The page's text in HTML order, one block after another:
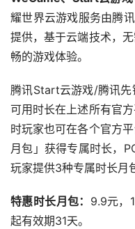
耀世界云游戏服务由腾
提供，基于云端技术，
畅的游戏体验。
腾讯Start云游戏/腾讯先
可用时长在上述所有官
时玩家也可在各个官方
月包」获得专属时长，
玩家提供3种专属时长月
特惠时长月包： 9.9元，
起有效期31天。